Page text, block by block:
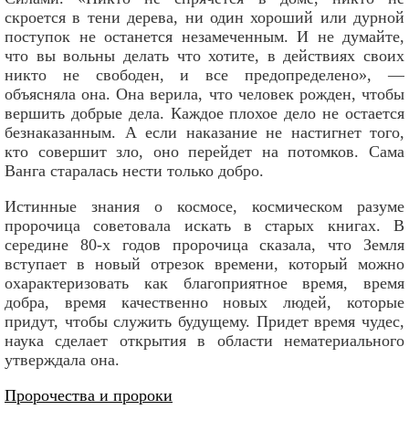
скроется в тени дерева, ни один хороший или дурной
поступок не останется незамеченным. И не думайте,
что вы вольны делать что хотите, в действиях своих
никто не свободен, и все предопределено», —
объясняла она. Она верила, что человек рожден, чтобы
вершить добрые дела. Каждое плохое дело не остается
безнаказанным. А если наказание не настигнет того,
кто совершит зло, оно перейдет на потомков. Сама
Ванга старалась нести только добро.
Истинные знания о космосе, космическом разуме
пророчица советовала искать в старых книгах. В
середине 80-х годов пророчица сказала, что Земля
вступает в новый отрезок времени, который можно
охарактеризовать как благоприятное время, время
добра, время качественно новых людей, которые
придут, чтобы служить будущему. Придет время чудес,
наука сделает открытия в области нематериального
утверждала она.
Пророчества и пророки